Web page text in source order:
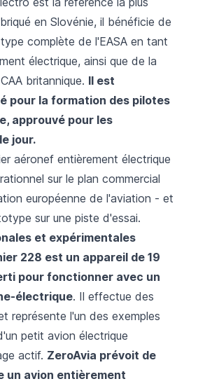
en Slovénie, il bénéficie de
complète de l'EASA en tant
électrique, ainsi que de la
britannique. Il est
pour la formation des pilotes
approuvé pour les
jour.
aéronef entièrement électrique
sur le plan commercial
européenne de l'aviation - et
sur une piste d'essai.
et expérimentales
228 est un appareil de 19
pour fonctionner avec un
électrique. Il effectue des
représente l'un des exemples
petit avion électrique
actif. ZeroAvia prévoit de
un avion entièrement